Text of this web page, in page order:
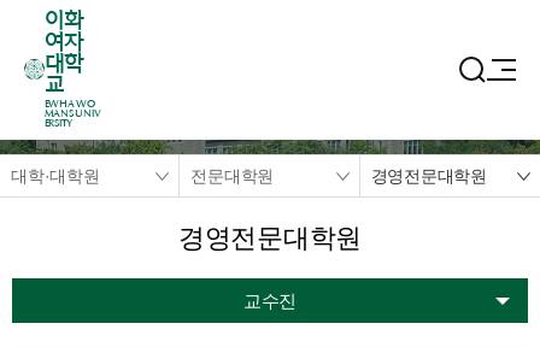
이화
여자
대학
교
EWHA WO
MANS UNIV
ERSITY
대학·대학원 전문대학원 경영전문대학원
경영전문대학원
교수진